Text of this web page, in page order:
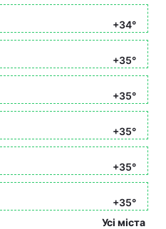
+34°
+35°
+35°
+35°
+35°
+35°
Усі міста